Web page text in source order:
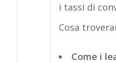
i tassi di
Cosa
Come i